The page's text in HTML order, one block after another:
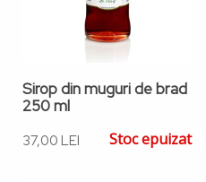
Sirop din muguri de brad
250 ml
37,00 LEI Stoc epuizat